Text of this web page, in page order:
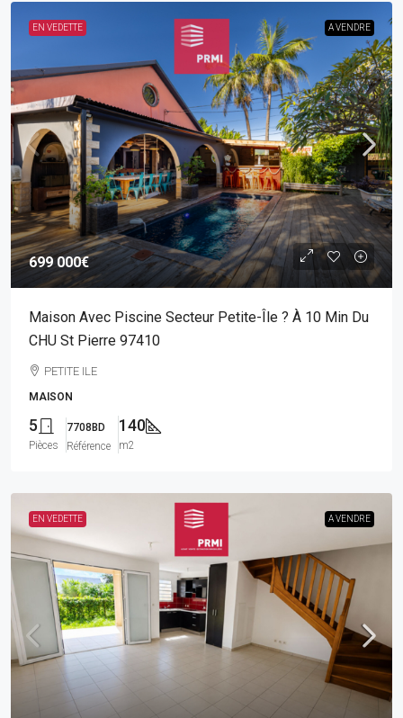
EN VEDETTE A VENDRE
699 000€
Maison Avec Piscine Secteur Petite-Île ? À 10 Min Du
CHU St Pierre 97410
PETITE ILE
MAISON
5
Pièces
7708BD
Référence
140
m2
EN VEDETTE A VENDRE